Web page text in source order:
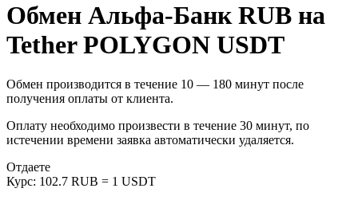
Обмен Альфа-Банк RUB на
Tether POLYGON USDT
Обмен производится в течение 10 — 180 минут после
получения оплаты от клиента.
Оплату необходимо произвести в течение 30 минут, по
истечении времени заявка автоматически удаляется.
Отдаете
Курс: 102.7 RUB = 1 USDT